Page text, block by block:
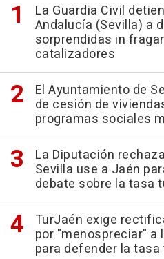
La Guardia Civil
Andalucía (Sevilla) a
sorprendidas in
catalizadores
El Ayuntamiento de
de cesión de
programas sociales
La Diputación
Sevilla use a Jaén
debate sobre la tasa
TurJaén exige
por "menospreciar" a
para defender la